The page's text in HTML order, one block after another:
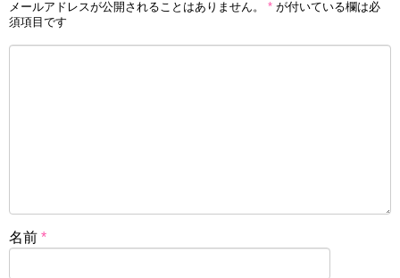
メールアドレスが公開されることはありません。 * が付いている欄は必
須項目です
名前 *